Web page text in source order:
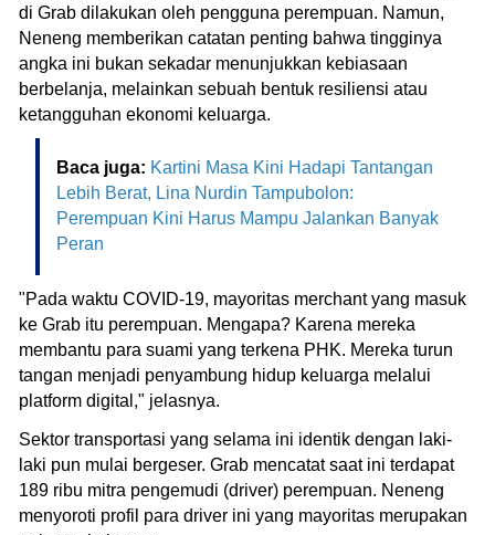
di Grab dilakukan oleh pengguna perempuan. Namun,
Neneng memberikan catatan penting bahwa tingginya
angka ini bukan sekadar menunjukkan kebiasaan
berbelanja, melainkan sebuah bentuk resiliensi atau
ketangguhan ekonomi keluarga.
Baca juga: Kartini Masa Kini Hadapi Tantangan
Lebih Berat, Lina Nurdin Tampubolon:
Perempuan Kini Harus Mampu Jalankan Banyak
Peran
"Pada waktu COVID-19, mayoritas merchant yang masuk
ke Grab itu perempuan. Mengapa? Karena mereka
membantu para suami yang terkena PHK. Mereka turun
tangan menjadi penyambung hidup keluarga melalui
platform digital," jelasnya.
Sektor transportasi yang selama ini identik dengan laki-
laki pun mulai bergeser. Grab mencatat saat ini terdapat
189 ribu mitra pengemudi (driver) perempuan. Neneng
menyoroti profil para driver ini yang mayoritas merupakan